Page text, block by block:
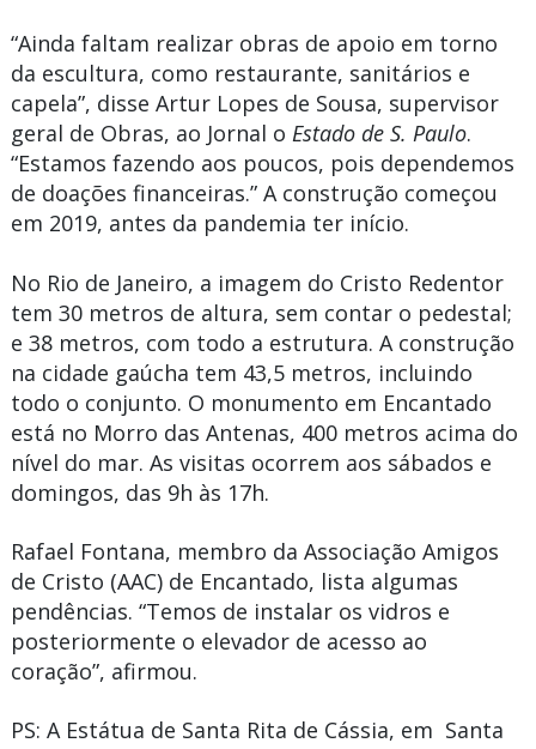
“Ainda faltam realizar obras de apoio em torno
da escultura, como restaurante, sanitários e
capela”, disse Artur Lopes de Sousa, supervisor
geral de Obras, ao Jornal o Estado de S. Paulo.
“Estamos fazendo aos poucos, pois dependemos
de doações financeiras.” A construção começou
em 2019, antes da pandemia ter início.
No Rio de Janeiro, a imagem do Cristo Redentor
tem 30 metros de altura, sem contar o pedestal;
e 38 metros, com todo a estrutura. A construção
na cidade gaúcha tem 43,5 metros, incluindo
todo o conjunto. O monumento em Encantado
está no Morro das Antenas, 400 metros acima do
nível do mar. As visitas ocorrem aos sábados e
domingos, das 9h às 17h.
Rafael Fontana, membro da Associação Amigos
de Cristo (AAC) de Encantado, lista algumas
pendências. “Temos de instalar os vidros e
posteriormente o elevador de acesso ao
coração”, afirmou.
PS: A Estátua de Santa Rita de Cássia, em Santa